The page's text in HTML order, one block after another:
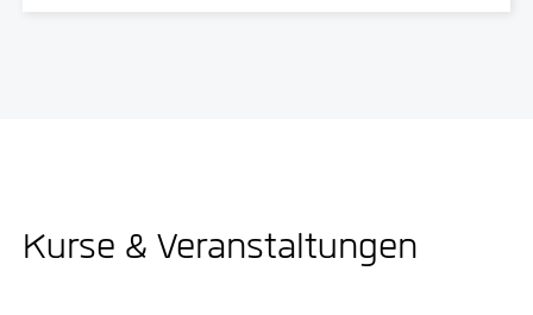
Kurse & Veranstaltungen